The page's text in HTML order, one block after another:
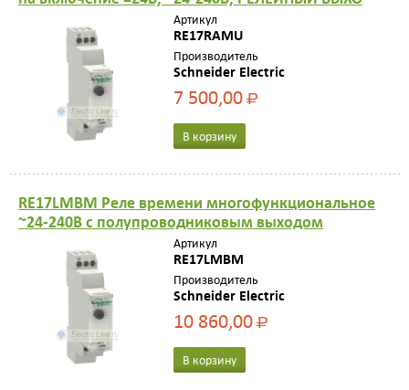
Артикул
RE17RAMU
Производитель
Schneider Electric
7 500,00Р
В корзину
RE17LMBM Реле времени многофункциональное
~24-240В с полупроводниковым выходом
Артикул
RE17LMBM
Производитель
Schneider Electric
10 860,00Р
В корзину